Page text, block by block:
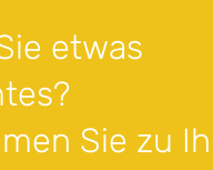
etwas
Sie zu